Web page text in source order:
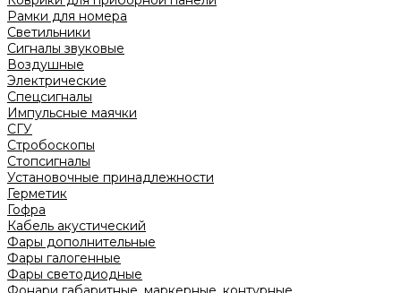
Рамки для номера
Светильники
Сигналы звуковые
Воздушные
Электрические
Спецсигналы
Импульсные маячки
СГУ
Стробоскопы
Стопсигналы
Установочные принадлежности
Герметик
Гофра
Кабель акустический
Фары дополнительные
Фары галогенные
Фары светодиодные